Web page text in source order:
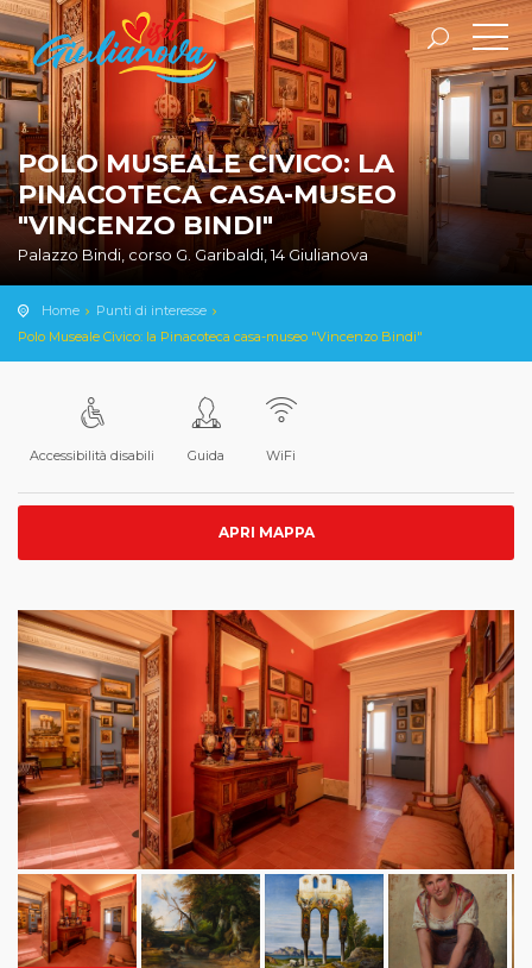
POLO MUSEALE CIVICO: LA
PINACOTECA CASA-MUSEO
"VINCENZO BINDI"
Palazzo Bindi, corso G. Garibaldi, 14 Giulianova
Home
Punti di interesse
Polo Museale Civico: la Pinacoteca casa-museo "Vincenzo Bindi"
Accessibilità disabili Guida WiFi
APRI MAPPA